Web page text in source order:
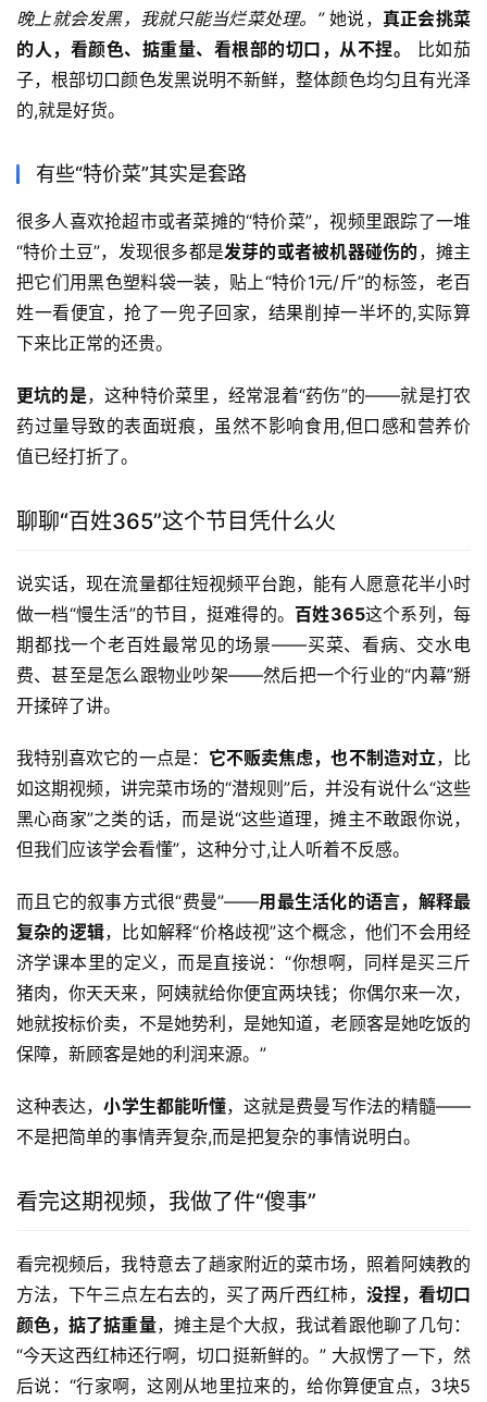
晚上就会发黑，我就只能当烂菜处理。” 她说， 真正会挑菜
的人，看颜色、掂重量、看根部的切口，从不捏。
比如茄
子，根部切口颜色发黑说明不新鲜，整体颜色均匀且有光泽
的,就是好货。
有些“特价菜”其实是套路
很多人喜欢抢超市或者菜摊的“特价菜”，视频里跟踪了一堆
“特价土豆”，发现很多都是发芽的或者被机器碰伤的，摊主
把它们用黑色塑料袋一装，贴上“特价1元/斤”的标签，老百
姓一看便宜，抢了一兜子回家，结果削掉一半坏的,实际算
下来比正常的还贵。
更坑的是，这种特价菜里，经常混着“药伤”的——就是打农
药过量导致的表面斑痕，虽然不影响食用,但口感和营养价
值已经打折了。
聊聊“百姓365”这个节目凭什么火
说实话，现在流量都往短视频平台跑，能有人愿意花半小时
做一档“慢生活”的节目，挺难得的。 百姓365这个系列，每
期都找一个老百姓最常见的场景——买菜、看病、交水电
费、甚至是怎么跟物业吵架——然后把一个行业的“内幕”掰
开揉碎了讲。
我特别喜欢它的一点是： 它不贩卖焦虑，也不制造对立，比
如这期视频，讲完菜市场的“潜规则”后，并没有说什么“这些
黑心商家”之类的话，而是说“这些道理，摊主不敢跟你说，
但我们应该学会看懂”，这种分寸,让人听着不反感。
而且它的叙事方式很“费曼”——用最生活化的语言，解释最
复杂的逻辑，比如解释“价格歧视”这个概念，他们不会用经
济学课本里的定义，而是直接说：“你想啊，同样是买三斤
猪肉，你天天来，阿姨就给你便宜两块钱；你偶尔来一次，
她就按标价卖，不是她势利，是她知道，老顾客是她吃饭的
保障，新顾客是她的利润来源。”
这种表达，小学生都能听懂，这就是费曼写作法的精髓——
不是把简单的事情弄复杂,而是把复杂的事情说明白。
看完这期视频，我做了件“傻事”
看完视频后，我特意去了趟家附近的菜市场，照着阿姨教的
方法，下午三点左右去的，买了两斤西红柿， 没捏，看切口
颜色，掂了掂重量，摊主是个大叔，我试着跟他聊了几句：
“今天这西红柿还行啊，切口挺新鲜的。” 大叔愣了一下，然
后说：“行家啊，这刚从地里拉来的，给你算便宜点，3块5